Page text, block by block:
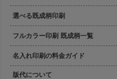
選べる既成柄印刷
フルカラー印刷 既成柄一覧
名入れ印刷の料金ガイド
版代について